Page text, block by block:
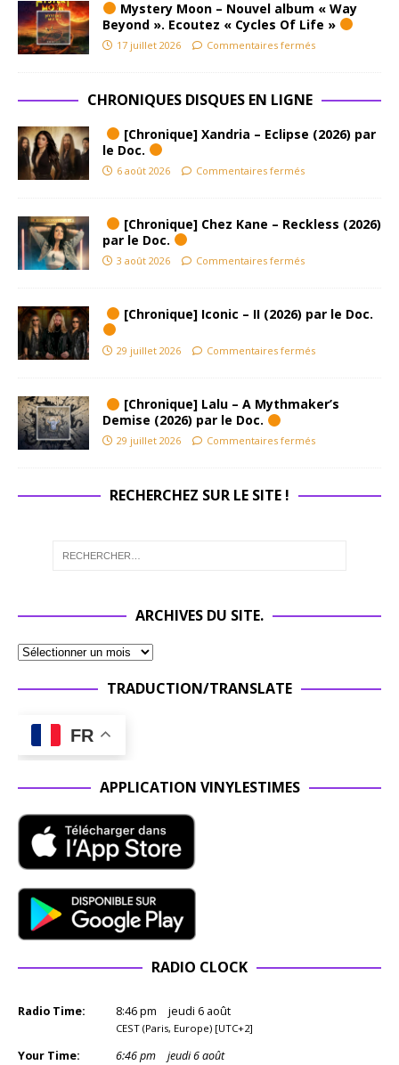
Mystery Moon – Nouvel album « Way
Beyond ». Ecoutez « Cycles Of Life »
17 juillet 2026 Commentaires fermés
CHRONIQUES DISQUES EN LIGNE
[Chronique] Xandria – Eclipse (2026) par
le Doc.
6 août 2026 Commentaires fermés
[Chronique] Chez Kane – Reckless (2026)
par le Doc.
3 août 2026 Commentaires fermés
[Chronique] Iconic – II (2026) par le Doc.
29 juillet 2026 Commentaires fermés
[Chronique] Lalu – A Mythmaker’s
Demise (2026) par le Doc.
29 juillet 2026 Commentaires fermés
RECHERCHEZ SUR LE SITE !
ARCHIVES DU SITE.
TRADUCTION/TRANSLATE
FR
APPLICATION VINYLESTIMES
RADIO CLOCK
Radio Time: 8:46pm jeudi 6 août
CEST (Paris, Europe) [UTC+2]
Your Time: 6:46pm jeudi 6 août